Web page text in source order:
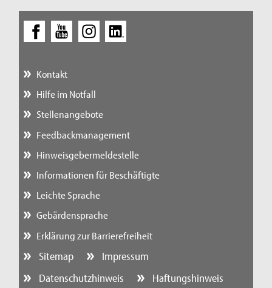
Kontakt
Hilfe im Notfall
Stellenangebote
Feedbackmanagement
Hinweisgebermeldestelle
Informationen für Beschäftigte
Leichte Sprache
Gebärdensprache
Erklärung zur Barrierefreiheit
Sitemap
Impressum
Datenschutzhinweis
Haftungshinweis